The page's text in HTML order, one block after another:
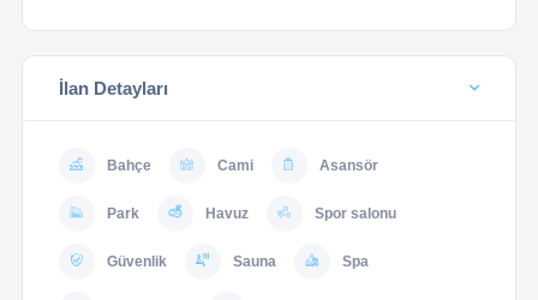
İlan Detayları
Bahçe Cami Asansör
Park Havuz Spor salonu
Güvenlik Sauna Spa